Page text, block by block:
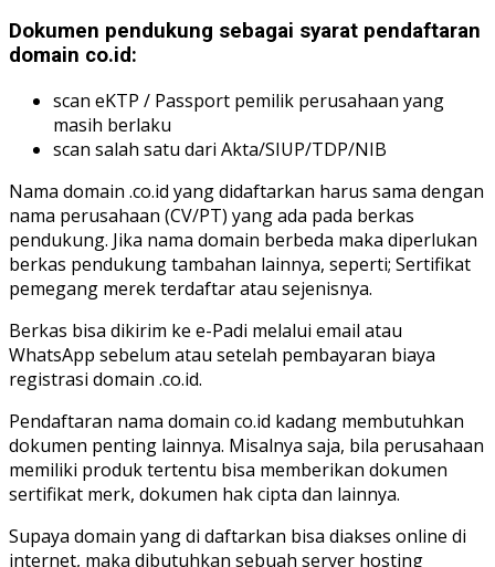
Dokumen pendukung sebagai syarat pendaftaran
domain co.id:
scan eKTP / Passport pemilik perusahaan yang
masih berlaku
scan salah satu dari Akta/SIUP/TDP/NIB
Nama domain .co.id yang didaftarkan harus sama dengan
nama perusahaan (CV/PT) yang ada pada berkas
pendukung. Jika nama domain berbeda maka diperlukan
berkas pendukung tambahan lainnya, seperti; Sertifikat
pemegang merek terdaftar atau sejenisnya.
Berkas bisa dikirim ke e-Padi melalui email atau
WhatsApp sebelum atau setelah pembayaran biaya
registrasi domain .co.id.
Pendaftaran nama domain co.id kadang membutuhkan
dokumen penting lainnya. Misalnya saja, bila perusahaan
memiliki produk tertentu bisa memberikan dokumen
sertifikat merk, dokumen hak cipta dan lainnya.
Supaya domain yang di daftarkan bisa diakses online di
internet, maka dibutuhkan sebuah server hosting